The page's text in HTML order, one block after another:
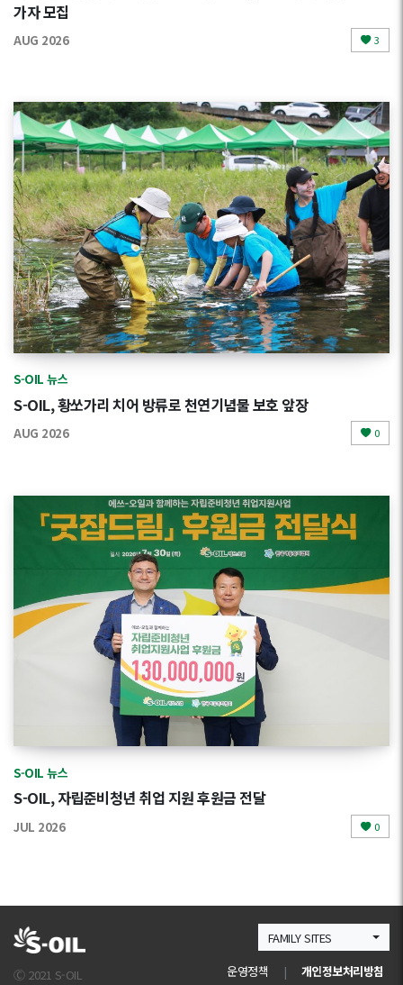
가자 모집
AUG 2026 3
S-OIL 뉴스
S-OIL, 황쏘가리 치어 방류로 천연기념물 보호 앞장
AUG 2026 0
S-OIL 뉴스
S-OIL, 자립준비청년 취업 지원 후원금 전달
JUL 2026 0
FAMILY SITES
Ⓒ 2021 S-OIL 운영정책 | 개인정보처리방침